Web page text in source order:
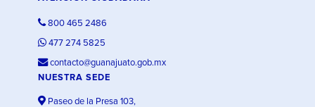
800 465 2486
477 274 5825
contacto@guanajuato.gob.mx
NUESTRA SEDE
Paseo de la Presa 103,